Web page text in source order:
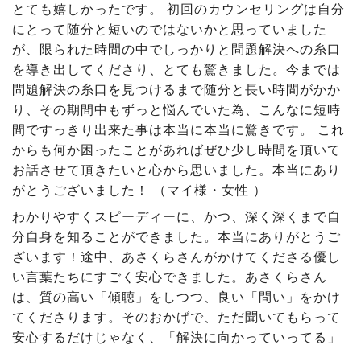
とても嬉しかったです。 初回のカウンセリングは自分
にとって随分と短いのではないかと思っていました
が、限られた時間の中でしっかりと問題解決への糸口
を導き出してくださり、とても驚きました。今までは
問題解決の糸口を見つけるまで随分と長い時間がかか
り、その期間中もずっと悩んでいた為、こんなに短時
間ですっきり出来た事は本当に本当に驚きです。 これ
からも何か困ったことがあればぜひ少し時間を頂いて
お話させて頂きたいと心から思いました。本当にあり
がとうございました！ （マイ様・女性 ）
わかりやすくスピーディーに、かつ、深く深くまで自
分自身を知ることができました。本当にありがとうご
ざいます！途中、あさくらさんがかけてくださる優し
い言葉たちにすごく安心できました。あさくらさん
は、質の高い「傾聴」をしつつ、良い「問い」をかけ
てくださります。そのおかげで、ただ聞いてもらって
安心するだけじゃなく、「解決に向かっていってる」